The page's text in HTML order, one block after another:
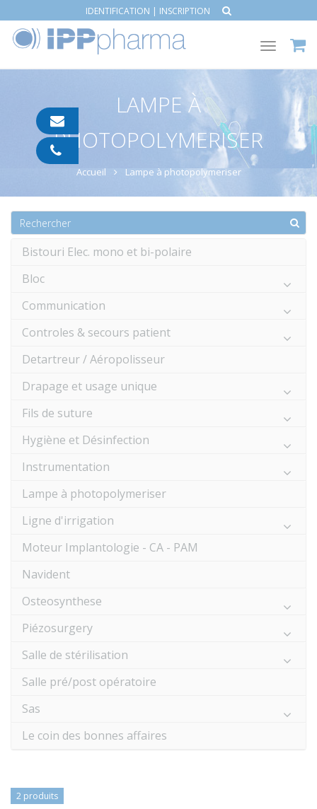
IDENTIFICATION | INSCRIPTION
Toggle
LAMPE À
PHOTOPOLYMERISER
Accueil Lampe à photopolymeriser
Bistouri Elec. mono et bi-polaire
Bloc
Communication
Controles & secours patient
Detartreur / Aéropolisseur
Drapage et usage unique
Fils de suture
Hygiène et Désinfection
Instrumentation
Lampe à photopolymeriser
Ligne d'irrigation
Moteur Implantologie - CA - PAM
Navident
Osteosynthese
Piézosurgery
Salle de stérilisation
Salle pré/post opératoire
Sas
Le coin des bonnes affaires
2 produits
pharma.com
04
91
05